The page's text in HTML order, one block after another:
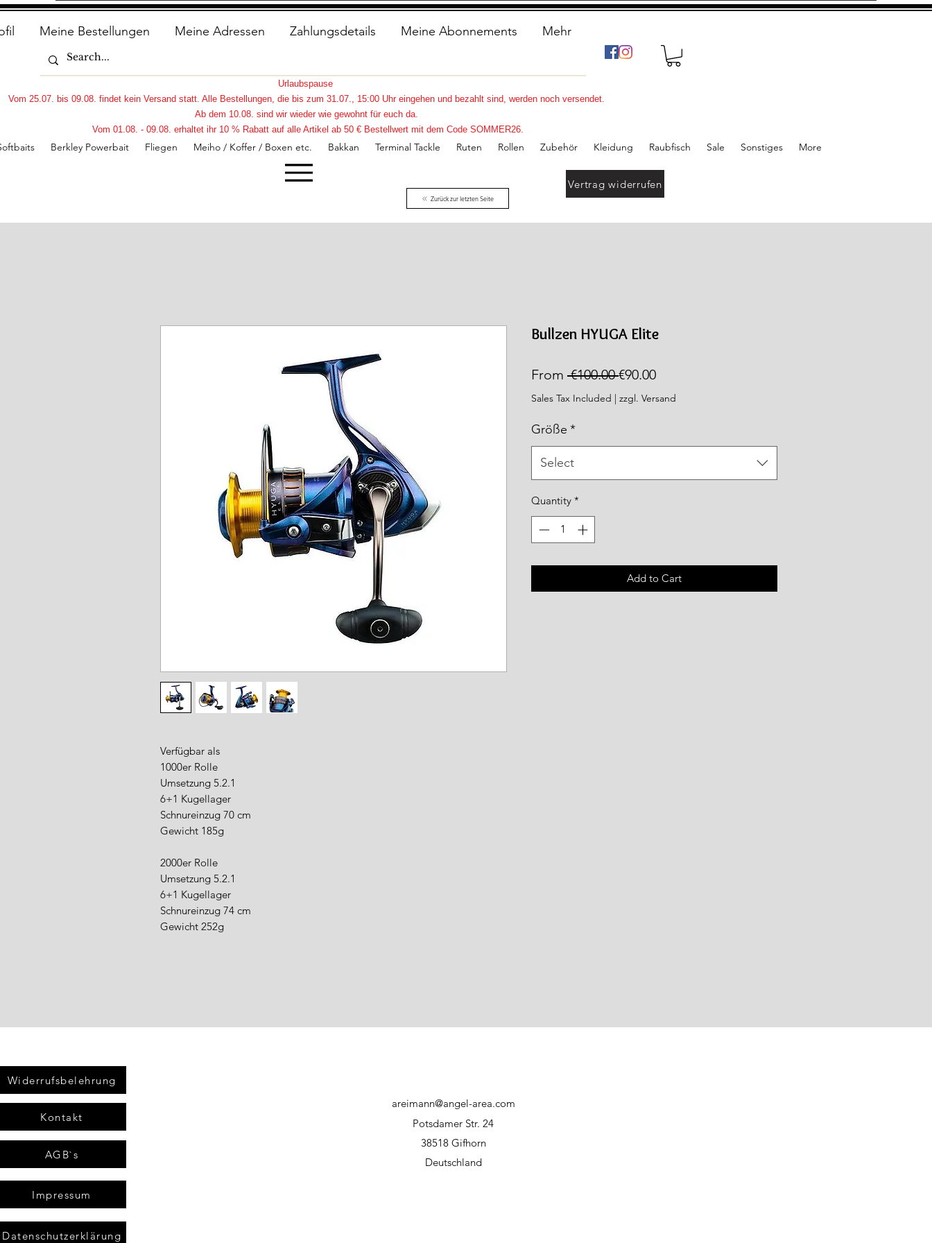
www.angel-area.com
Meine Bestellungen Meine Adressen Zahlungsdetails Meine Abonnements Mehr
Berkley Powerbait Fliegen Meiho / Koffer / Boxen etc. Bakkan Terminal Tackle Ruten Rollen Zubehör Kleidung Raubfisch Sale Sonstiges More
Urlaubspause
Vom 25.07. bis 09.08. findet kein Versand statt. Alle Bestellungen, die bis zum 31.07., 15:00 Uhr eingehen und bezahlt sind, werden noch versendet.
Ab dem 10.08. sind wir wieder wie gewohnt für euch da.
Vom 01.08. - 09.08. erhaltet ihr 10 % Rabatt auf alle Artikel ab 50 € Bestellwert mit dem Code SOMMER26.
Vertrag widerrufen
Zurück zur letzten Seite
Verfügbar als
1000er Rolle
Umsetzung 5.2.1
6+1 Kugellager
Schnureinzug 70 cm
Gewicht 185g
2000er Rolle
Umsetzung 5.2.1
6+1 Kugellager
Schnureinzug 74 cm
Gewicht 252g
Bullzen HYUGA Elite
From €100.00 Regular
Price
€90.00Sale
Price
Sales Tax Included | zzgl. Versand
Größe *
Select
Quantity *
Add to Cart
Widerrufsbelehrung
Kontakt
AGB`s
Impressum
Datenschutzerklärung
areimann@angel-area.com
Potsdamer Str. 24
38518 Gifhorn
Deutschland